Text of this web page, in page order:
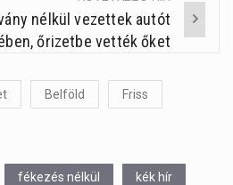
nélkül vezettek autót
őrizetbe vették őket
Belföld Friss
fékezés nélkül kék hír